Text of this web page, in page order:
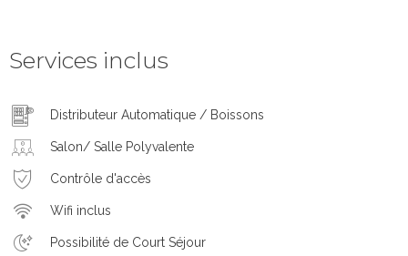
Services inclus
Distributeur Automatique / Boissons
Salon/ Salle Polyvalente
Contrôle d'accès
Wifi inclus
Possibilité de Court Séjour